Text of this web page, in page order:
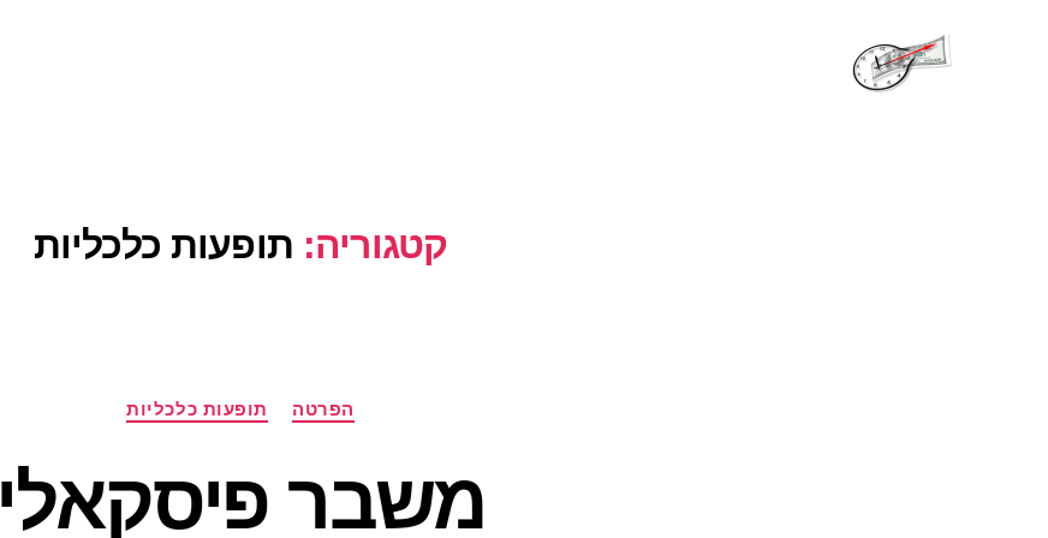
קטגוריה: תופעות כלכליות
קטגוריות הפרטה תופעות כלכליות
משבר פיסקאלי